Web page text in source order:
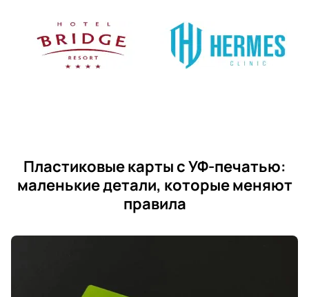
Пластиковые карты с УФ-печатью:
маленькие детали, которые меняют
правила